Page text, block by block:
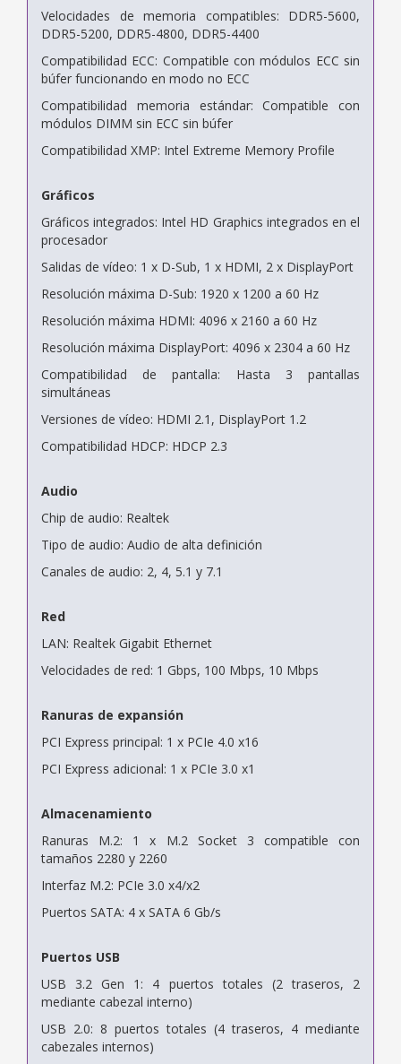
Velocidades de memoria compatibles: DDR5-5600,
DDR5-5200, DDR5-4800, DDR5-4400
Compatibilidad ECC: Compatible con módulos ECC sin
búfer funcionando en modo no ECC
Compatibilidad memoria estándar: Compatible con
módulos DIMM sin ECC sin búfer
Compatibilidad XMP: Intel Extreme Memory Profile
Gráficos
Gráficos integrados: Intel HD Graphics integrados en el
procesador
Salidas de vídeo: 1 x D-Sub, 1 x HDMI, 2 x DisplayPort
Resolución máxima D-Sub: 1920 x 1200 a 60 Hz
Resolución máxima HDMI: 4096 x 2160 a 60 Hz
Resolución máxima DisplayPort: 4096 x 2304 a 60 Hz
Compatibilidad de pantalla: Hasta 3 pantallas
simultáneas
Versiones de vídeo: HDMI 2.1, DisplayPort 1.2
Compatibilidad HDCP: HDCP 2.3
Audio
Chip de audio: Realtek
Tipo de audio: Audio de alta definición
Canales de audio: 2, 4, 5.1 y 7.1
Red
LAN: Realtek Gigabit Ethernet
Velocidades de red: 1 Gbps, 100 Mbps, 10 Mbps
Ranuras de expansión
PCI Express principal: 1 x PCIe 4.0 x16
PCI Express adicional: 1 x PCIe 3.0 x1
Almacenamiento
Ranuras M.2: 1 x M.2 Socket 3 compatible con
tamaños 2280 y 2260
Interfaz M.2: PCIe 3.0 x4/x2
Puertos SATA: 4 x SATA 6 Gb/s
Puertos USB
USB 3.2 Gen 1: 4 puertos totales (2 traseros, 2
mediante cabezal interno)
USB 2.0: 8 puertos totales (4 traseros, 4 mediante
cabezales internos)